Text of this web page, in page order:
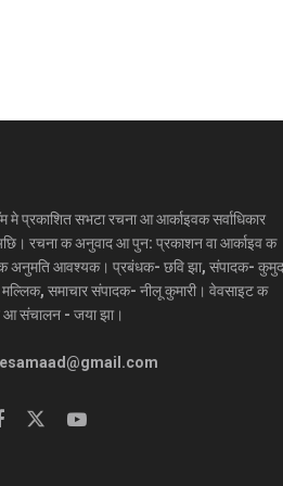
मे प्रकाशित सभटा रचना आ आर्काइवक सर्वाधिकार
रचना क अनुवाद आ पुन: प्रकाशन वा आर्काइव क
अनुमति आवश्यक। प्रबंधक- छवि झा, संपादक- कुमुद
मल्लिक, समाचार संपादक- नीलू कुमारी। वेवसाइट क
आ संचालन - जया झा।
esamaad@gmail.com